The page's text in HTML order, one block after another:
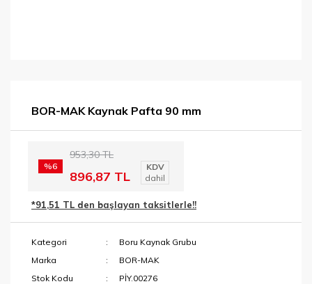
BOR-MAK Kaynak Pafta 90 mm
%6
953,30 TL
896,87 TL
KDV
dahil
*91,51 TL den başlayan taksitlerle!!
Kategori
Boru Kaynak Grubu
Marka
BOR-MAK
Stok Kodu
PİY.00276